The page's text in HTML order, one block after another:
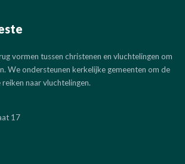
vormen tussen christenen en vluchtelingen om
We ondersteunen kerkelijke gemeenten om de
naar vluchtelingen.
17